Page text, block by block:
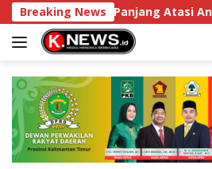
Langsung
ke
konten
Breaking News
Solusi Jangka Panjang Atasi